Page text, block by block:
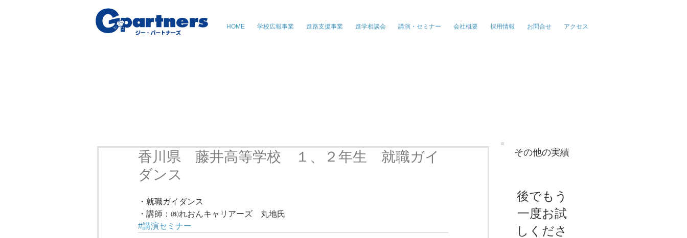
HOME 学校広報事業 進路支援事業 進学相談会 講演・セミナー 会社概要 採用情報 お問合せ アクセス
香川県 藤井高等学校 １、２年生 就職ガイ
ダンス
・就職ガイダンス
・講師：㈱れおんキャリアーズ　丸地氏
#講演セミナー
その他の実績
後でもう
一度お試
しくださ